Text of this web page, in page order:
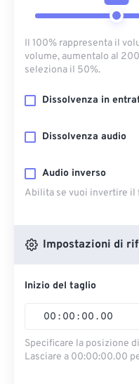
Il 100% rappresenta il
volume, aumentalo al
seleziona il 50%.
Dissolvenza in
Dissolvenza audio
Audio inverso
Abilita se vuoi invertire il
Impostazioni di
Inizio del taglio
00 : 00 : 00 . 00
Specificare la posizione
Lasciare a 00:00:00.00